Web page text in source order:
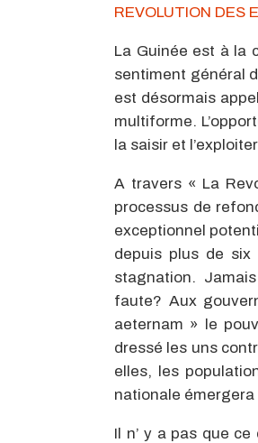
REVOLUTION DES
La Guinée est à la
sentiment général
est désormais
multiforme.
la saisir et
A travers « La
processus de
exceptionnel
depuis plus de six
stagnation.
faute? Aux
aeternam » le
dressé les uns
elles, les
nationale
Il n’ y a pas que